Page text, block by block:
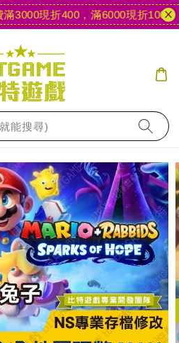
3000現折400，滿6000現折1000【
能搜尋)